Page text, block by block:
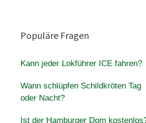
Populäre Fragen
Kann jeder Lokführer ICE fahren?
Wann schlüpfen Schildkröten Tag
oder Nacht?
Ist der Hamburger Dom